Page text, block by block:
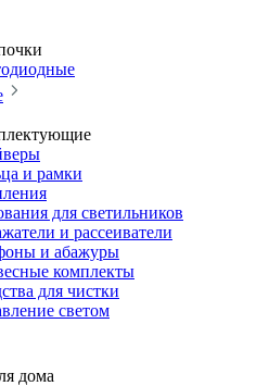
и рамки
для светильников
и рассеиватели
и абажуры
комплекты
для чистки
светом
дома